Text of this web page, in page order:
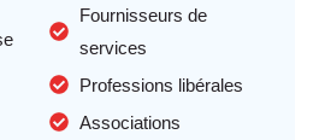
Fournisseurs de
services
Professions libérales
Associations